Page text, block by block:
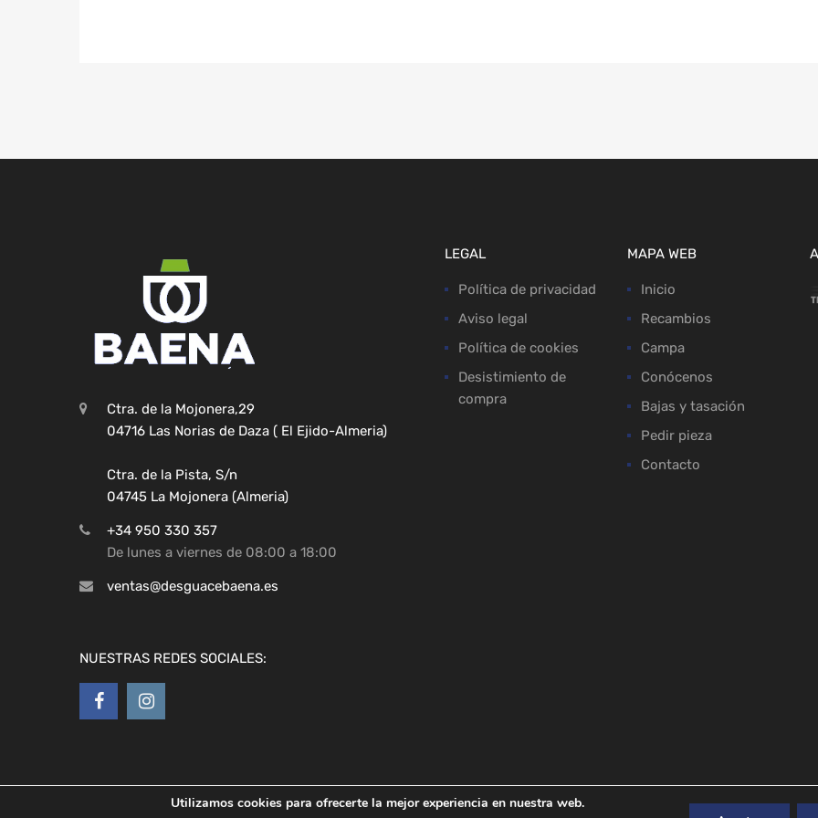
Ctra. de la Mojonera,29
04716 Las Norias de Daza ( El Ejido-Almeria)
Ctra. de la Pista, S/n
04745 La Mojonera (Almeria)
+34 950 330 357
De lunes a viernes de 08:00 a 18:00
ventas@desguacebaena.es
NUESTRAS REDES SOCIALES:
LEGAL
Política de privacidad
Aviso legal
Política de cookies
Desistimiento de
compra
MAPA WEB
Inicio
Recambios
Campa
Conócenos
Bajas y tasación
Pedir pieza
Contacto
Desguaces Baena
Utilizamos cookies para ofrecerte la mejor experiencia en nuestra web.